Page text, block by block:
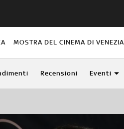
MOSTRA DEL CINEMA DI VENEZIA
Recensioni Eventi